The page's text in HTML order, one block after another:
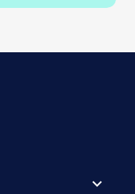
expand_more